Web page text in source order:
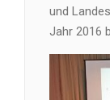
und
Jahr 2016